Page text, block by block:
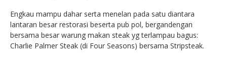
Engkau mampu dahar serta menelan pada satu diantara
lantaran besar restorasi beserta pub pol, bergandengan
bersama besar warung makan steak yg terlampau bagus:
Charlie Palmer Steak (di Four Seasons) bersama Stripsteak.